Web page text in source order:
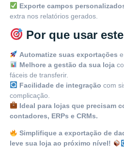
Exporte campos
extra nos relatórios gerados.
Por que usar
Automatize suas exportações
Melhore a gestão da sua loja
fáceis de transferir.
Facilidade de integração com
complicação.
Ideal para lojas que precisam
contadores, ERPs e CRMs.
Simplifique a exportação de
leve sua loja ao próximo nível!